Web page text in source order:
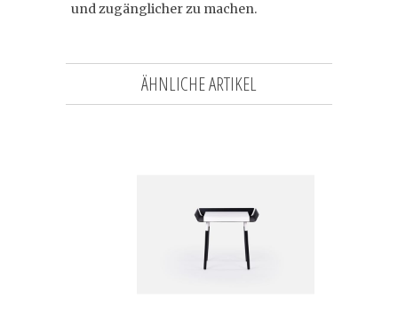
und zugänglicher zu machen.
ÄHNLICHE ARTIKEL